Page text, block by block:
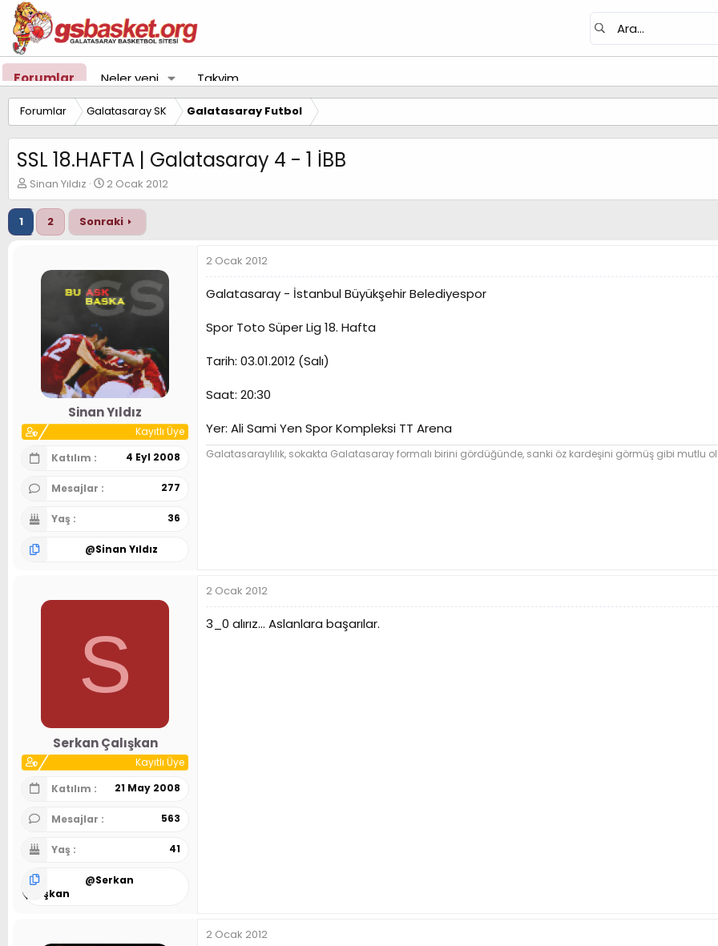
Forumlar Neler yeni Takvim
Forumlar Galatasaray SK Galatasaray Futbol
SSL 18.HAFTA | Galatasaray 4 - 1 İBB
K
o
n
u
y
Sinan Yıldız
B
a
ş
l
a
g
ı
ç
t
r
i
h
i
2 Ocak 2012
1 2 Sonraki
Sinan Yıldız
Kayıtlı Üye
Katılım
4 Eyl 2008
Mesajlar 277
Yaş 36
@Sinan Yıldız
2 Ocak 2012
Galatasaray - İstanbul Büyükşehir Belediyespor
Spor Toto Süper Lig 18. Hafta
Tarih: 03.01.2012 (Salı)
Saat: 20:30
Yer: Ali Sami Yen Spor Kompleksi TT Arena
Galatasaraylılık, sokakta Galatasaray formalı birini gördüğünde, sanki öz kardeşini görmüş gibi mutlu
S
Serkan Çalışkan
Kayıtlı Üye
Katılım
21 May 2008
Mesajlar 563
Yaş 41
@Serkan
Çalışkan
2 Ocak 2012
3_0 alırız... Aslanlara başarılar.
2 Ocak 2012